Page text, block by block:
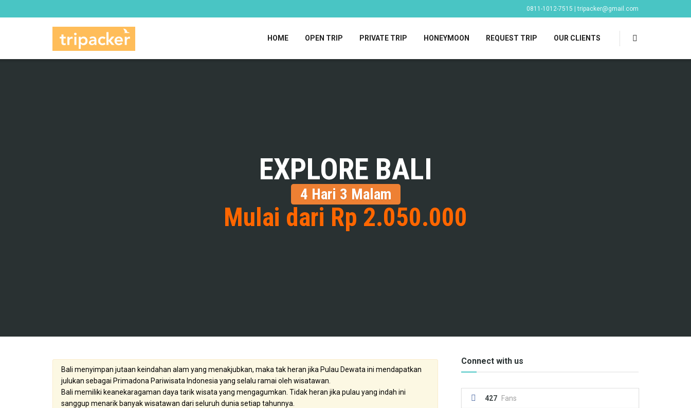
0811-1012-7515 | tripacker@gmail.com
HOME OPEN TRIP PRIVATE TRIP HONEYMOON REQUEST TRIP OUR CLIENTS
EXPLORE BALI
4 Hari 3 Malam
Mulai dari Rp 2.050.000
Bali menyimpan jutaan keindahan alam yang menakjubkan, maka tak heran jika Pulau Dewata ini mendapatkan
julukan sebagai Primadona Pariwisata Indonesia yang selalu ramai oleh wisatawan.
Bali memiliki keanekaragaman daya tarik wisata yang mengagumkan. Tidak heran jika pulau yang indah ini
sanggup menarik banyak wisatawan dari seluruh dunia setiap tahunnya.
Connect with us
427 Fans